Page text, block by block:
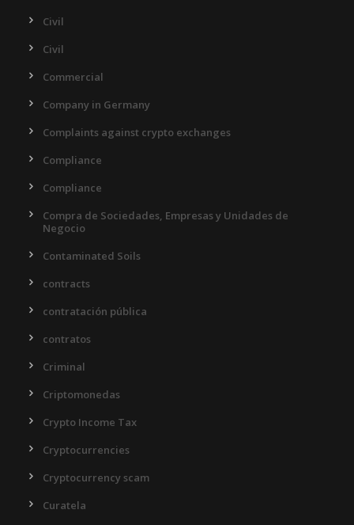
Civil
Civil
Commercial
Company in Germany
Complaints against crypto exchanges
Compliance
Compliance
Compra de Sociedades, Empresas y Unidades de
Negocio
Contaminated Soils
contracts
contratación pública
contratos
Criminal
Criptomonedas
Crypto Income Tax
Cryptocurrencies
Cryptocurrency scam
Curatela